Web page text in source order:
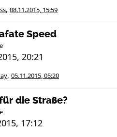
, 08.11.2015, 15:59
Speed
20:21
, 05.11.2015, 05:20
die Straße?
17:12